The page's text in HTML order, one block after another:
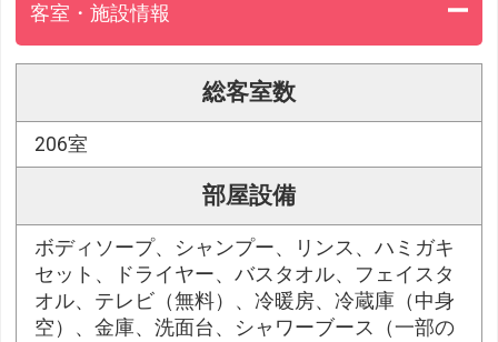
客室・施設情報
総客室数
206室
部屋設備
ボディソープ、シャンプー、リンス、ハミガキ
セット、ドライヤー、バスタオル、フェイスタ
オル、テレビ（無料）、冷暖房、冷蔵庫（中身
空）、金庫、洗面台、シャワーブース（一部の